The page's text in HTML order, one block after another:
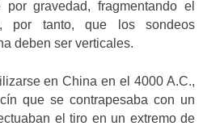
gravedad, fragmentando el
por tanto, que los sondeos
deben ser verticales.
en China en el 4000 A.C.,
que se contrapesaba con un
el tiro en un extremo de